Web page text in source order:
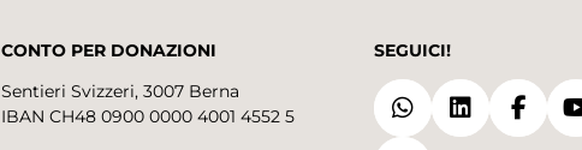
CONTO PER DONAZIONI
Sentieri Svizzeri, 3007 Berna
IBAN CH48 0900 0000 4001 4552 5
SEGUICI!